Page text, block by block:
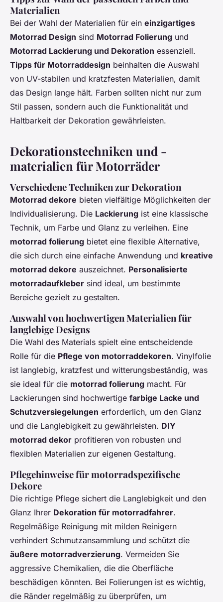
Materialien
Bei der Wahl der Materialien für ein einzigartiges
Motorrad Design sind Motorrad Folierung und
Motorrad Lackierung und Dekoration essenziell.
Tipps für Motorraddesign beinhalten die Auswahl
von UV-stabilen und kratzfesten Materialien, damit
das Design lange hält. Farben sollten nicht nur zum
Stil passen, sondern auch die Funktionalität und
Haltbarkeit der Dekoration gewährleisten.
Dekorationstechniken und -
materialien für Motorräder
Verschiedene Techniken zur Dekoration
Motorrad dekore bieten vielfältige Möglichkeiten der
Individualisierung. Die Lackierung ist eine klassische
Technik, um Farbe und Glanz zu verleihen. Eine
motorrad folierung bietet eine flexible Alternative,
die sich durch eine einfache Anwendung und kreative
motorrad dekore auszeichnet. Personalisierte
motorradaufkleber sind ideal, um bestimmte
Bereiche gezielt zu gestalten.
Auswahl von hochwertigen Materialien für
langlebige Designs
Die Wahl des Materials spielt eine entscheidende
Rolle für die Pflege von motorraddekoren. Vinylfolie
ist langlebig, kratzfest und witterungsbeständig, was
sie ideal für die motorrad folierung macht. Für
Lackierungen sind hochwertige farbige Lacke und
Schutzversiegelungen erforderlich, um den Glanz
und die Langlebigkeit zu gewährleisten. DIY
motorrad dekor profitieren von robusten und
flexiblen Materialien zur eigenen Gestaltung.
Pflegehinweise für motorradspezifische
Dekore
Die richtige Pflege sichert die Langlebigkeit und den
Glanz Ihrer Dekoration für motorradfahrer.
Regelmäßige Reinigung mit milden Reinigern
verhindert Schmutzansammlung und schützt die
äußere motorradverzierung. Vermeiden Sie
aggressive Chemikalien, die die Oberfläche
beschädigen könnten. Bei Folierungen ist es wichtig,
die Ränder regelmäßig zu überprüfen, um